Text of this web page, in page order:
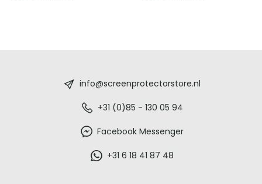
info@screenprotectorstore.nl
+31 (0)85 - 130 05 94
Facebook Messenger
+31 6 18 41 87 48